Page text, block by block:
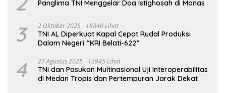
Panglima TNI Menggelar Doa Istighosah di Monas
3 2 Oktober 2025 18840 Lihat
TNI AL Diperkuat Kapal Cepat Rudal Produksi
Dalam Negeri “KRI Belati-622”
4 27 Agustus 2025 13945 Lihat
TNI dan Pasukan Multinasional Uji Interoperabilitas
di Medan Tropis dan Pertempuran Jarak Dekat